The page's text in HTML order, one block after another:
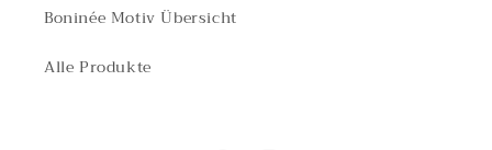
Boninée Motiv Übersicht
Alle Produkte